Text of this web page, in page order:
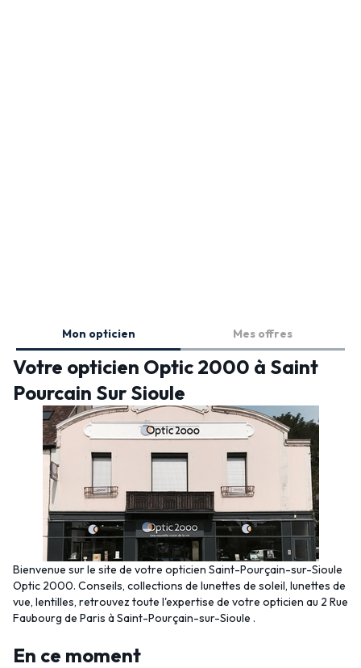
Mon opticien Mes offres
Votre opticien Optic 2000 à Saint
Pourcain Sur Sioule
Bienvenue sur le site de votre opticien Saint-Pourçain-sur-Sioule
Optic 2000. Conseils, collections de lunettes de soleil, lunettes de
vue, lentilles, retrouvez toute l'expertise de votre opticien au 2 Rue
Faubourg de Paris à Saint-Pourçain-sur-Sioule .
En ce moment